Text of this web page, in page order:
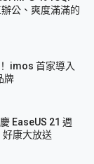
公、爽度滿滿的
imos 首家導入
牌
EaseUS 21 週
康大放送